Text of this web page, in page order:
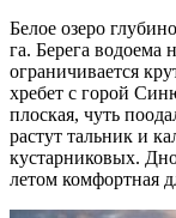
Белое озеро
га. Берега
ограничивается
хребет с горой
плоская, чуть
растут тальник и
кустарниковых.
летом комфортная